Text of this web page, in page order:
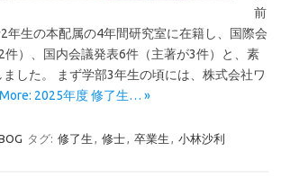
前
年生の本配属の4年間研究室に在籍し、国際会
件）、国内会議発表6件（主著が3件）と、素
した。 まず学部3年生の頃には、株式会社ワ
2025年度 修了生… »
タグ: 修了生 , 修士, 卒業生 , 小林沙利